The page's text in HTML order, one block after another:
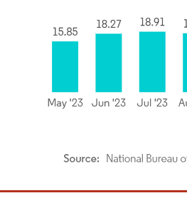
© Mordor Intelligence. O reuso requer